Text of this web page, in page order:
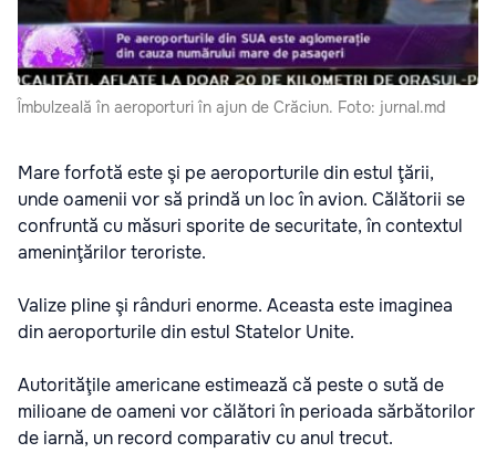
Îmbulzeală în aeroporturi în ajun de Crăciun. Foto: jurnal.md
Mare forfotă este şi pe aeroporturile din estul ţării,
unde oamenii vor să prindă un loc în avion. Călătorii se
confruntă cu măsuri sporite de securitate, în contextul
ameninţărilor teroriste.
Valize pline şi rânduri enorme. Aceasta este imaginea
din aeroporturile din estul Statelor Unite.
Autorităţile americane estimează că peste o sută de
milioane de oameni vor călători în perioada sărbătorilor
de iarnă, un record comparativ cu anul trecut.